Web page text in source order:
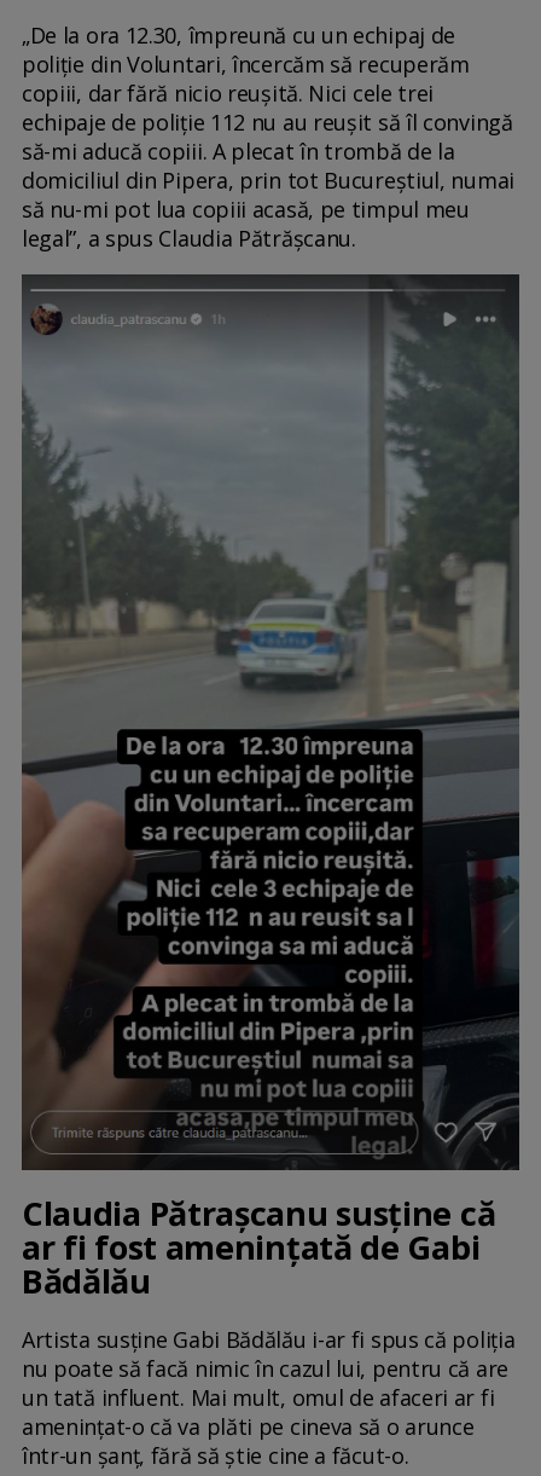
„De la ora 12.30, împreună cu un echipaj de
poliție din Voluntari, încercăm să recuperăm
copiii, dar fără nicio reușită. Nici cele trei
echipaje de poliție 112 nu au reușit să îl convingă
să-mi aducă copiii. A plecat în trombă de la
domiciliul din Pipera, prin tot Bucureștiul, numai
să nu-mi pot lua copiii acasă, pe timpul meu
legal”, a spus Claudia Pătrășcanu.
Claudia Pătrașcanu susține că
ar fi fost amenințată de Gabi
Bădălău
Artista susține Gabi Bădălău i-ar fi spus că poliția
nu poate să facă nimic în cazul lui, pentru că are
un tată influent. Mai mult, omul de afaceri ar fi
amenințat-o că va plăti pe cineva să o arunce
într-un șanț, fără să știe cine a făcut-o.